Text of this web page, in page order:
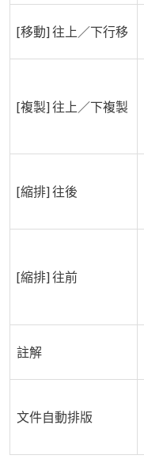
[移動] 往上／下行移
[複製] 往上／下複製
[縮排] 往後
[縮排] 往前
註解
文件自動排版